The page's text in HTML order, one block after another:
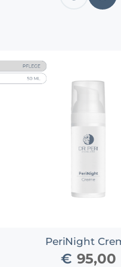
anzeigen
DEN
PeriNight
€ 95,00